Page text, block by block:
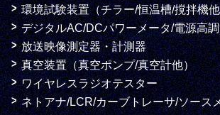
環境試験装置（チラー/恒温槽/撹拌機
デジタルAC/DCパワーメータ/電源高
放送映像測定器・計測器
真空装置（真空ポンプ/真空計他）
ワイヤレスラジオテスター
ネトアナ/LCR/カーブトレーサ/ソース